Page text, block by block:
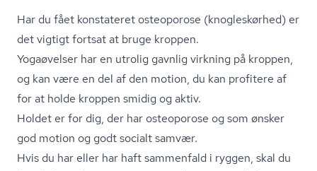
Har du fået konstateret osteoporose (knogleskørhed) er
det vigtigt fortsat at bruge kroppen.
Yogaøvelser har en utrolig gavnlig virkning på kroppen,
og kan være en del af den motion, du kan profitere af
for at holde kroppen smidig og aktiv.
Holdet er for dig, der har osteoporose og som ønsker
god motion og godt socialt samvær.
Hvis du har eller har haft sammenfald i ryggen, skal du